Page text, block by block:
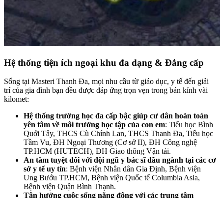
Hệ thống tiện ích ngoại khu đa dạng & Đẳng cấp
Sống tại Masteri Thanh Đa, mọi nhu cầu từ giáo dục, y tế đến giải
trí của gia đình bạn đều được đáp ứng trọn vẹn trong bán kính vài
kilomet:
Hệ thống trường học đa cấp bậc giúp cư dân hoàn toàn
yên tâm về môi trường học tập của con em: Tiểu học Bình
Quới Tây, THCS Cù Chính Lan, THCS Thanh Đa, Tiểu học
Tầm Vu, ĐH Ngoại Thương (Cơ sở II), ĐH Công nghệ
TP.HCM (HUTECH), ĐH Giao thông Vận tải.
An tâm tuyệt đối với đội ngũ y bác sĩ đầu ngành tại các cơ
sở y tế uy tín: Bệnh viện Nhân dân Gia Định, Bệnh viện
Ung Bướu TP.HCM, Bệnh viện Quốc tế Columbia Asia,
Bệnh viện Quận Bình Thạnh.
Tận hưởng cuộc sống năng động với các trung tâm